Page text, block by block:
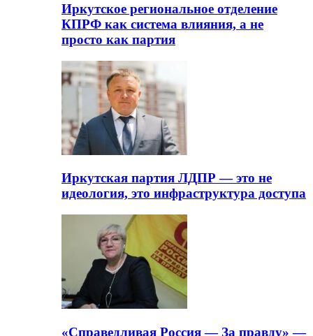
Иркутское региональное отделение
КПРФ как система влияния, а не
просто как партия
Иркутская партия ЛДПР — это не
идеология, это инфраструктура доступа
«Справедливая Россия — За правду» —